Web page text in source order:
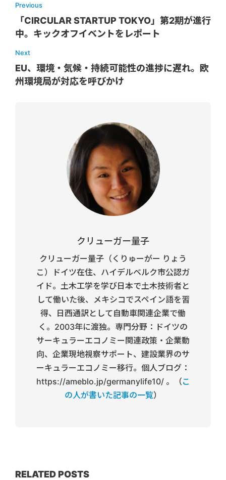
Previous
「CIRCULAR STARTUP TOKYO」第2期が進行
中。キックオフイベントをレポート
Next
EU、環境・気候・持続可能性の進捗に遅れ。欧
州環境局が対応を呼びかけ
クリューガー量子
クリューガー量子（くりゅーがー りょう
こ）ドイツ在住、ハイデルベルク市公認ガ
イド。土木工学を学び日本で土木技術者と
して働いた後、メキシコでスペイン語を習
得、日西通訳として自動車関連企業で働
く。2003年に渡独。専門分野：ドイツの
サーキュラーエコノミー関連政策・企業動
向、企業現地視察サポート、建設業界のサ
ーキュラーエコノミー移行。個人ブログ：
https://ameblo.jp/germanylife10/ 。（こ
の人が書いた記事の一覧）
RELATED POSTS